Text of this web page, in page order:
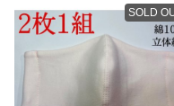
SOLD